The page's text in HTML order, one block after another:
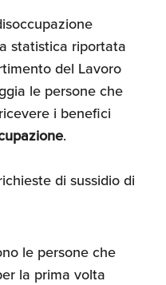
statistica riportata
del Lavoro
le persone che
i benefici
.
di sussidio di
le persone che
la prima volta